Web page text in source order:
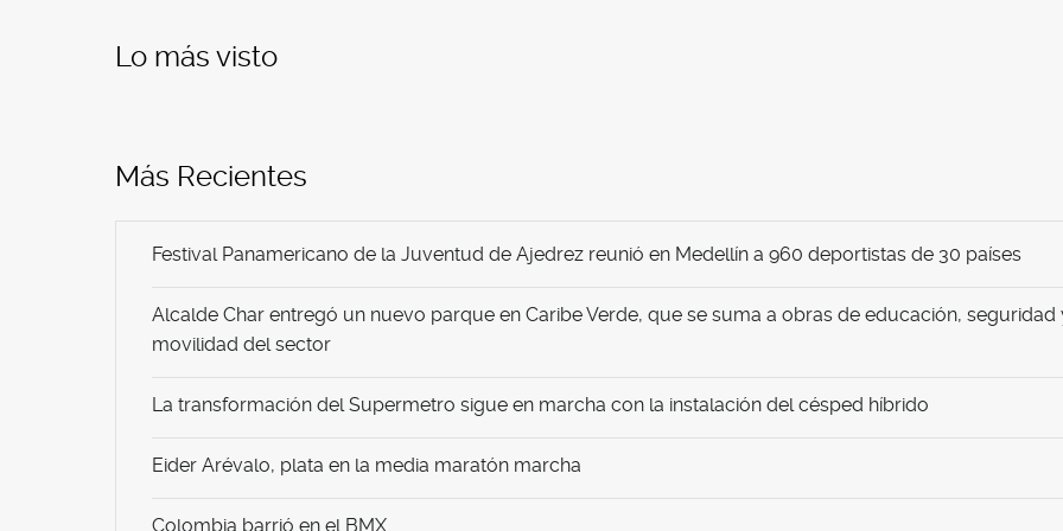
Lo más visto
Más Recientes
Festival Panamericano de la Juventud de Ajedrez reunió en Medellín a 960 deportistas de 30 países
Alcalde Char entregó un nuevo parque en Caribe Verde, que se suma a obras de educación, seguridad
movilidad del sector
La transformación del Supermetro sigue en marcha con la instalación del césped híbrido
Eider Arévalo, plata en la media maratón marcha
Colombia barrió en el BMX